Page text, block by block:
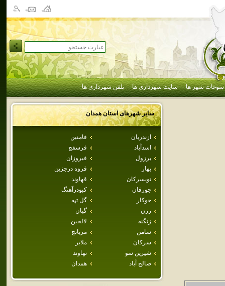
سوغات شهر ها سایت شهرداری ها تلفن شهرداری ها
سایر شهرهای استانهمدان
ازندريان
فامنين
اسدآباد
فرسفج
برزول
فيروزان
بهار
قروه درجزين
تويسركان
قهاوند
جورقان
كبودرآهنگ
جوكار
گل تپه
رزن
گيان
زنگنه
لالجين
سامن
مريانج
سركان
ملاير
شيرين سو
نهاوند
صالح آباد
همدان